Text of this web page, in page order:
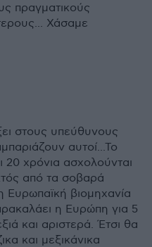
πραγματικούς
Χάσαμε
στους υπεύθυνους
αυτοί...Το
20 χρόνια ασχολούνται
από τα σοβαρά
Ευρωπαϊκή βιομηχανία
η Ευρώπη για 5
και αριστερά. Έτσι θα
και μεξικάνικα